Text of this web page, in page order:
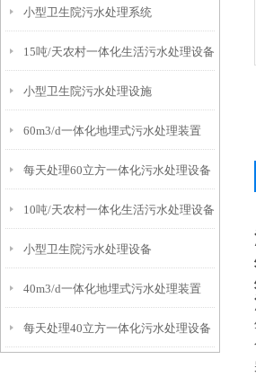
小型卫生院污水处理系统
15吨/天农村一体化生活污水处理设备
小型卫生院污水处理设施
60m3/d一体化地埋式污水处理装置
每天处理60立方一体化污水处理设备
10吨/天农村一体化生活污水处理设备
小型卫生院污水处理设备
40m3/d一体化地埋式污水处理装置
每天处理40立方一体化污水处理设备